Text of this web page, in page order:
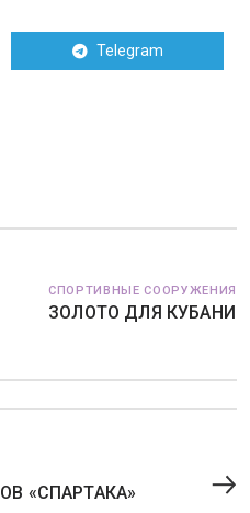
Telegram
СПОРТИВНЫЕ СООРУЖЕНИЯ
ЗОЛОТО ДЛЯ КУБАНИ
«СПАРТАКА»